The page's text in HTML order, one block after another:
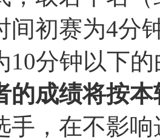
间初赛为4分
10分钟以下
的成绩将按
手，在不影